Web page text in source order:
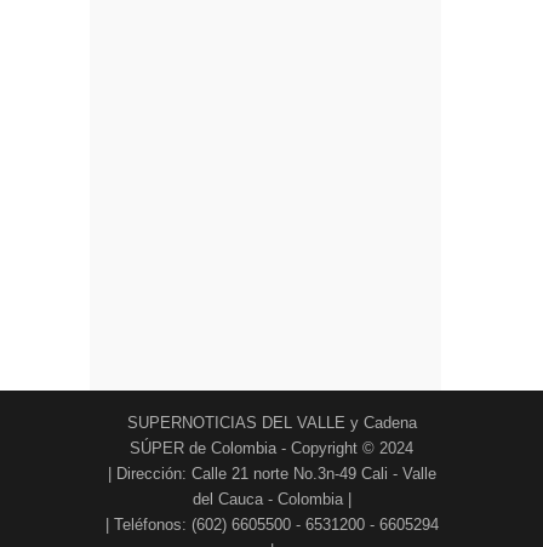
SUPERNOTICIAS DEL VALLE y Cadena
SÚPER de Colombia - Copyright © 2024
| Dirección: Calle 21 norte No.3n-49 Cali - Valle
del Cauca - Colombia |
| Teléfonos: (602) 6605500 - 6531200 - 6605294